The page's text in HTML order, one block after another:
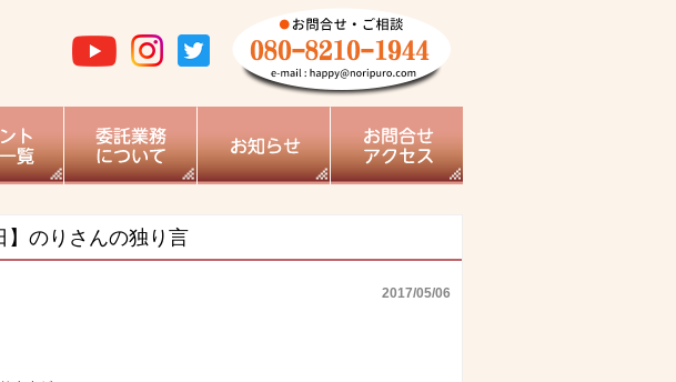
】のりさんの独り言
2017/05/06